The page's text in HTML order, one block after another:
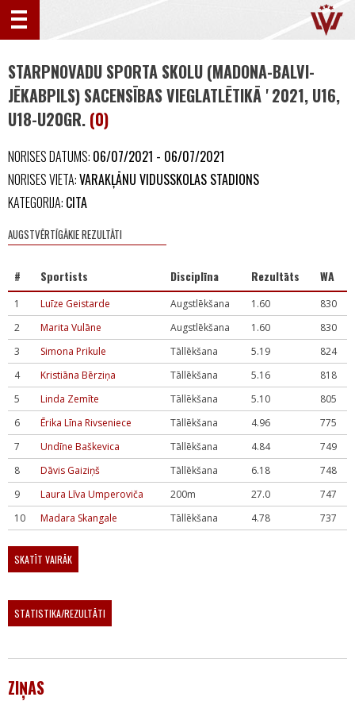
STARPNOVADU SPORTA SKOLU (MADONA-BALVI-
JĒKABPILS) SACENSĪBAS VIEGLATLĒTIKĀ ' 2021, U16,
U18-U20GR. (0)
NORISES DATUMS: 06/07/2021 - 06/07/2021
NORISES VIETA:VARAKĻĀNU VIDUSSKOLAS STADIONS
KATEGORIJA: CITA
AUGSTVĒRTĪGĀKIE REZULTĀTI
# Sportists Disciplīna Rezultāts WA
1 Luīze Geistarde Augstlēkšana 1.60
830
2
Marita Vulāne Augstlēkšana 1.60
830
3
Simona Prikule Tāllēkšana 5.19
824
4
Kristiāna Bērziņa Tāllēkšana 5.16
818
5
Linda Zemīte Tāllēkšana 5.10
805
6
Ērika Līna Rivseniece Tāllēkšana 4.96
775
7
Undīne Baškevica Tāllēkšana 4.84
749
8
Dāvis Gaiziņš Tāllēkšana 6.18
748
9
Laura Līva Umperoviča 200m 27.0
747
10
Madara Skangale Tāllēkšana 4.78 737
SKATĪT VAIRĀK
STATISTIKA/REZULTĀTI
ZIŅAS